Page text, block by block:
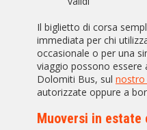
Il biglietto di corsa
immediata per chi
occasionale o per una
viaggio possono essere
Dolomiti Bus, sul nostro
autorizzate oppure a
Muoversi in estate